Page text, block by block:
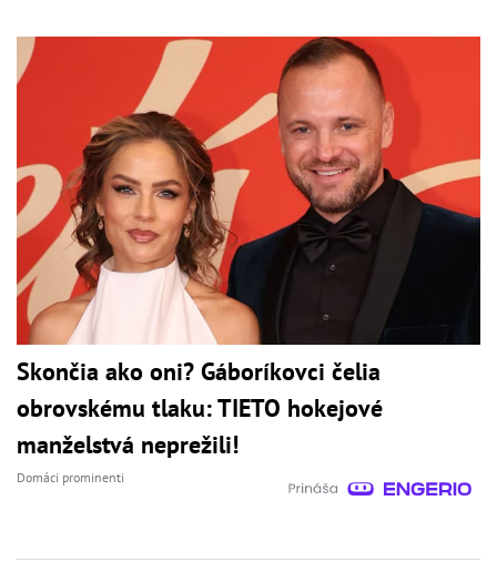
Skončia ako oni? Gáboríkovci čelia
obrovskému tlaku: TIETO hokejové
manželstvá neprežili!
Domáci prominenti